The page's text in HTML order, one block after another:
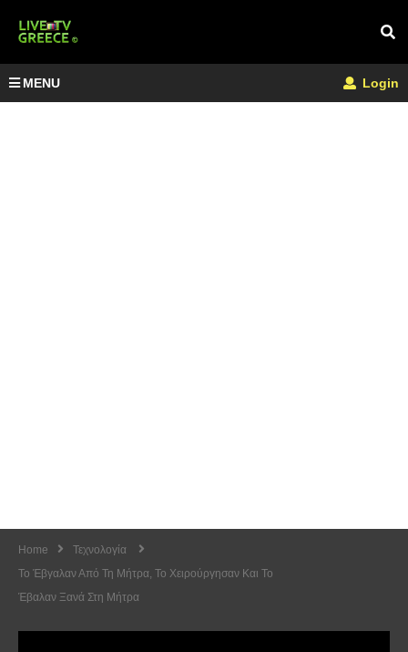
MENU Login
Home
Τεχνολογία
Το Έβγαλαν Από Τη Μήτρα, Το Χειρούργησαν Και Το
Έβαλαν Ξανά Στη Μήτρα